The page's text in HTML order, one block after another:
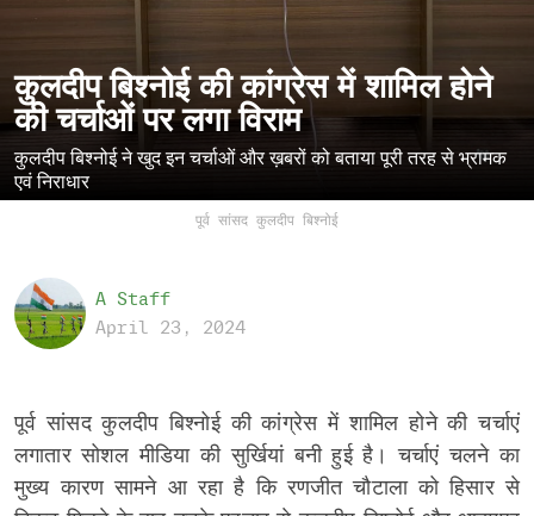
कुलदीप बिश्नोई की कांग्रेस में शामिल होने
की चर्चाओं पर लगा विराम
कुलदीप बिश्नोई ने खुद इन चर्चाओं और ख़बरों को बताया पूरी तरह से भ्रामक
एवं निराधार
पूर्व सांसद कुलदीप बिश्नोई
A Staff
April 23, 2024
पूर्व सांसद कुलदीप बिश्नोई की कांग्रेस में शामिल होने की चर्चाएं
लगातार सोशल मीडिया की सुर्खियां बनी हुई है। चर्चाएं चलने का
मुख्य कारण सामने आ रहा है कि रणजीत चौटाला को हिसार से